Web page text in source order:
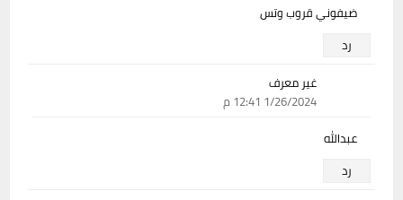
ضيفوني قروب وتس
رد
غير معرف
1/26/2024 12:41 م
عبدالله
رد